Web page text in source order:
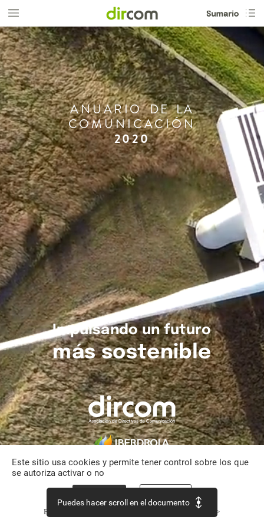
Este sitio usa cookies y permite tener control sobre los que
se autoriza activar o no
Política de confidencialidad Continuar sin aceptar >
ANUARIO DE LA
COMUNICACIÓN
2020
Impulsando un futuro
más sostenible
Puedes hacer scroll en el documento